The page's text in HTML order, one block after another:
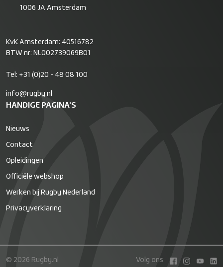
1006 JA Amsterdam
KvK Amsterdam: 40516782
BTW nr: NL002739069B01
Tel: +31 (0)20 - 48 08 100
info@rugby.nl
HANDIGE PAGINA'S
Nieuws
Contact
Opleidingen
Officiële webshop
Werken bij Rugby Nederland
Privacyverklaring
© 2026 Rugby.nl Volg ons